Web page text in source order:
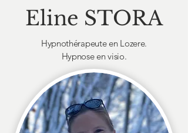
Eline STORA
Hypnothérapeute en Lozere.
Hypnose en visio.